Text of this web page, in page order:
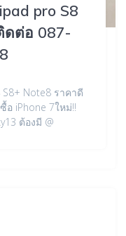
pro S8
ดต่อ 087-
Note8 ราคาดี
อ iPhone 7ใหม่!!
ต้องมี @